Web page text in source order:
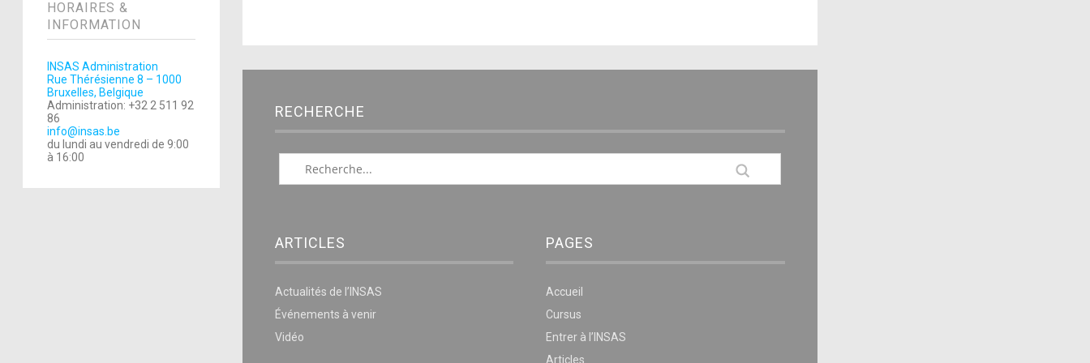
HORAIRES &
INFORMATION
INSAS Administration
Rue Thérésienne 8 – 1000
Bruxelles, Belgique
Administration: +32 2 511 92
86
info@insas.be
du lundi au vendredi de 9:00
à 16:00
RECHERCHE
ARTICLES
Actualités de l’INSAS
Événements à venir
Vidéo
PAGES
Accueil
Cursus
Entrer à l’INSAS
Articles